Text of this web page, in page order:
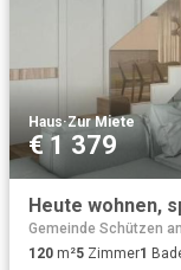
Haus·Zur Miete
€ 1 379
Gemeinde Schützen
120 m²5 Zimmer1